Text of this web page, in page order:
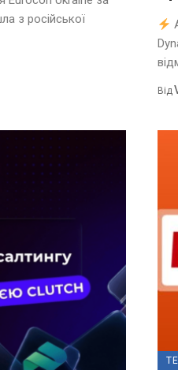
з російської
Від